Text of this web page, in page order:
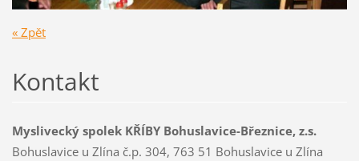
« Zpět
Kontakt
Myslivecký spolek KŘÍBY Bohuslavice-Březnice, z.s.
Bohuslavice u Zlína č.p. 304, 763 51 Bohuslavice u Zlína